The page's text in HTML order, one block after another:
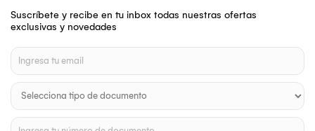
Suscríbete y recibe en tu inbox todas nuestras ofertas
exclusivas y novedades